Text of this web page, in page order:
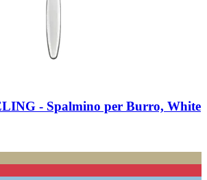
-​ Spalmino per Burro, White